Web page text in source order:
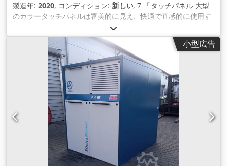
製造年: 2020, コンディション: 新しい, 7 「タッチパネル 大型
のカラータッチパネルは審美的に見え、快適で直感的に使用す
ることができます。あなたはそれにすべての重要なパラメータ
を設定します 。 10のイベントと20のプログラムのメモリ 最大
20個のプログラムを保存し、加熱曲線に配置された10個の連続
した時間温度イベントを起動することができます。 これは、特
に要求の厳しいプロセスで必要とされます。 ガス/オイル消費
量に関する情報 バーナーの設定をもとに消費量を算出します。
この機能により、与えられたサイクルのコストを推定し、消費
量を計画し、人員をチェックする ことができます。USBサイク
ルパラメータのデュアルチャンネルレコーダー 各炉には、2 つ
の温度チャンネルを含むすべての焼成パラメータを USB フラ
ッシュドライブに記録するレコーダーが装備されています。 ま
た、メディアの消費量や性能を含む月次/日次の明細書の分析も
可能です。ドアを開けて、加熱の各開始は、数年前に再現する
小型広告